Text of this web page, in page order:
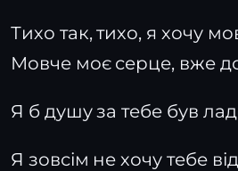
Тихо так, тихо, я хочу
Мовче моє серце, вже
Я б душу за тебе був
Я зовсім не хочу тебе